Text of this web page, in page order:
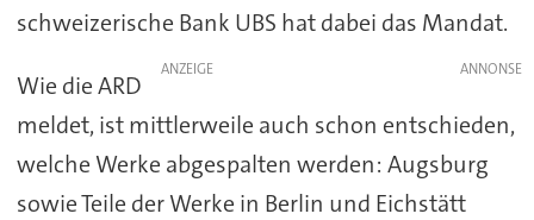
schweizerische Bank UBS hat dabei das Mandat.
ANZEIGE
Wie die ARD
meldet, ist mittlerweile auch schon entschieden,
welche Werke abgespalten werden: Augsburg
sowie Teile der Werke in Berlin und Eichstätt